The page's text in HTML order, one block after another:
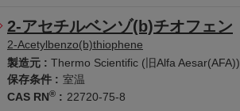
2-アセチルベンゾ(b)チオフェン
2-Acetylbenzo(b)thiophene
製造元 : Thermo Scientific (旧Alfa Aesar(AFA))
保存条件 : 室温
CAS RN® : 22720-75-8